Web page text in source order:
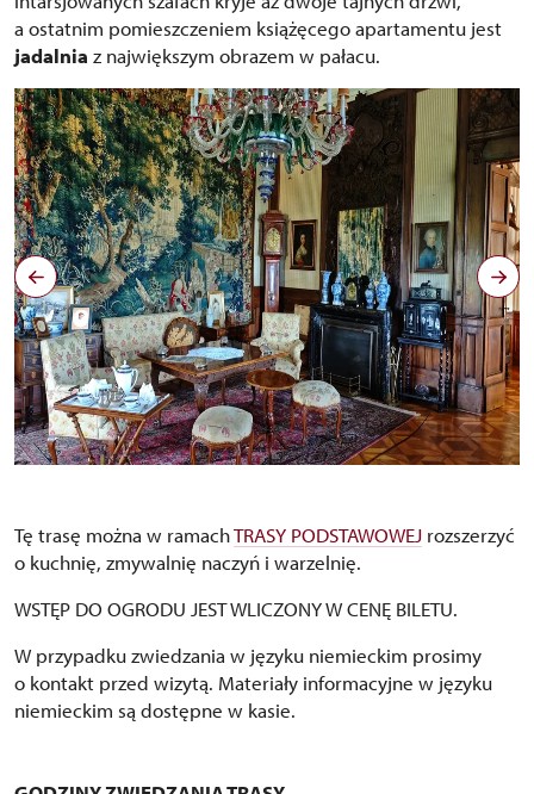
a ostatnim pomieszczeniem książęcego apartamentu jest
jadalnia z największym obrazem w pałacu.
Tę trasę można w ramachTRASY PODSTAWOWEJ rozszerzyć
o kuchnię, zmywalnię naczyń i warzelnię.
WSTĘP DO OGRODU JEST WLICZONY W CENĘ BILETU.
W przypadku zwiedzania w języku niemieckim prosimy
o kontakt przed wizytą. Materiały informacyjne w języku
niemieckim są dostępne w kasie.